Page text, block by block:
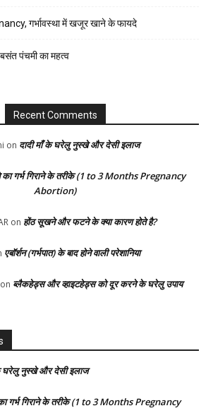
गर्भावस्था में खजूर खाने के फायदे
पंचमी का महत्व
Recent Comments
on दादी माँ के घरेलु नुस्खे और देसी इलाज
का गर्भ गिराने के तरीके (1 to 3 Months Pregnancy
Abortion)
on होंठ सूखने और फटने के क्या कारण होते है?
एबॉर्शन (गर्भपात) के बाद होने वाली परेशानिया
ब्लैकहेड्स और व्हाइटहेड्स को दूर करने के घरेलु उपाय
घरेलु नुस्खे और देसी इलाज
गर्भ गिराने के तरीके (1 to 3 Months Pregnancy